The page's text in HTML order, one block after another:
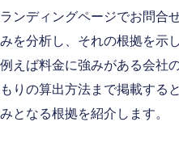
ランディングページでお問合
みを分析し、それの根拠を示
例えば料金に強みがある会社
もりの算出方法まで掲載する
みとなる根拠を紹介します。